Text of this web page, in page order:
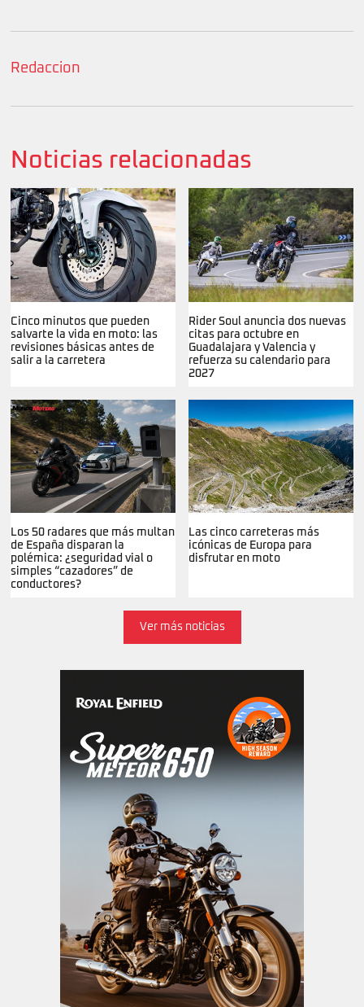
Redaccion
Noticias relacionadas
Cinco minutos que pueden
salvarte la vida en moto: las
revisiones básicas antes de
salir a la carretera
Rider Soul anuncia dos nuevas
citas para octubre en
Guadalajara y Valencia y
refuerza su calendario para
2027
Los 50 radares que más multan
de España disparan la
polémica: ¿seguridad vial o
simples “cazadores” de
conductores?
Las cinco carreteras más
icónicas de Europa para
disfrutar en moto
Ver más noticias